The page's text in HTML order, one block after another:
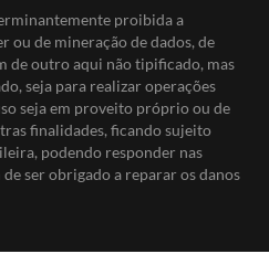
proibida a
ou de mineração de dados, de
de outro aqui não tipificado, mas
seja para realizar operações
seja em proveito próprio ou de
finalidades, ficando sujeito
podendo responder nas
ser obrigado a reparar os danos